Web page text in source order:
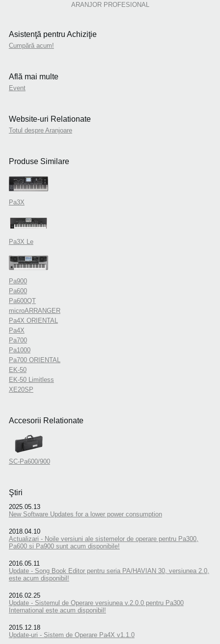
ARANJOR PROFESIONAL
Asistenţă pentru Achiziţie
Cumpără acum!
Află mai multe
Event
Website-uri Relationate
Totul despre Aranjoare
Produse Similare
Pa3X
Pa3X Le
Pa900
Pa600
Pa600QT
microARRANGER
Pa4X ORIENTAL
Pa4X
Pa700
Pa1000
Pa700 ORIENTAL
EK-50
EK-50 Limitless
XE20SP
Accesorii Relationate
SC-Pa600/900
Ştiri
2025.05.13
New Software Updates for a lower power consumption
2018.04.10
Actualizari - Noile versiuni ale sistemelor de operare pentru Pa300,
Pa600 si Pa900 sunt acum disponibile!
2016.05.11
Update - Song Book Editor pentru seria PA/HAVIAN 30, versiunea 2.0,
este acum disponibil!
2016.02.25
Update - Sistemul de Operare versiunea v.2.0.0 pentru Pa300
International este acum disponibil!
2015.12.18
Update-uri - Sistem de Operare Pa4X v1.1.0